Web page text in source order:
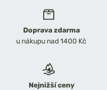
Doprava zdarma
u nákupu nad 1400 Kč
Nejnižší ceny